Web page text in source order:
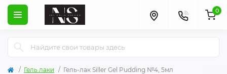
0
Гель лаки Гель-лак Siller Gel Pudding №4, 5мл